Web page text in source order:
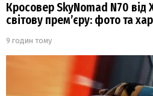
Кросовер SkyNomad N70 від
світову прем’єру: фото та
9 годин тому